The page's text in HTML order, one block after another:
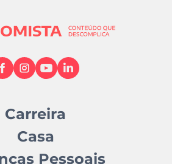
Carreira
Casa
Pessoais